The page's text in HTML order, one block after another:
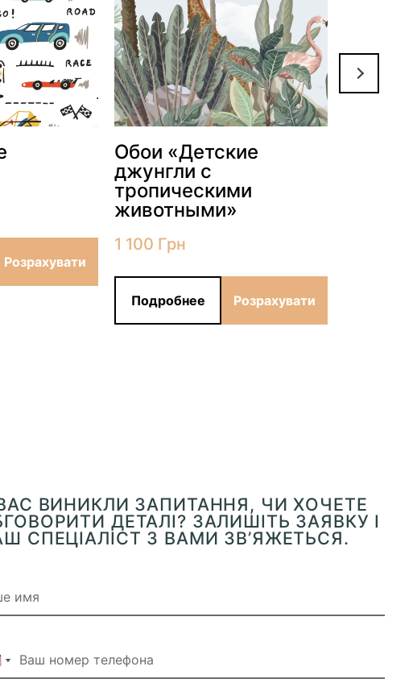
Розрахувати
Обои «Детские
джунгли с
тропическими
животными»
1 100 Грн
Подробнее Розрахувати
ВИНИКЛИ ЗАПИТАННЯ, ЧИ ХОЧЕТЕ
ДЕТАЛІ? ЗАЛИШІТЬ ЗАЯВКУ І
СПЕЦІАЛІСТ З ВАМИ ЗВ’ЯЖЕТЬСЯ.